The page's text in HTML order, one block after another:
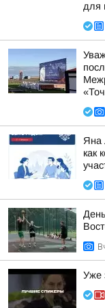
для
Яна
как
Уже